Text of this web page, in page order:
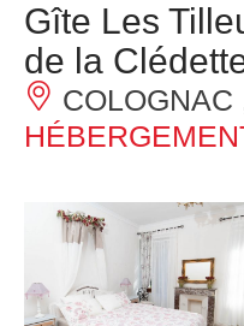
Gîte Les
de la
COLOGNAC